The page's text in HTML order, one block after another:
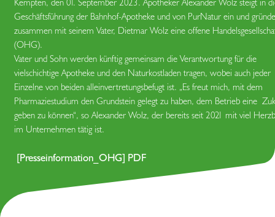
Kempten, den 01. September 2023. Apotheker Alexander Wolz steigt in
Geschäftsführung der Bahnhof-Apotheke und von PurNatur ein und
zusammen mit seinem Vater, Dietmar Wolz eine offene
(OHG).
Vater und Sohn werden künftig gemeinsam die Verantwortung für die
vielschichtige Apotheke und den Naturkostladen tragen, wobei auch jeder
Einzelne von beiden alleinvertretungsbefugt ist. „Es freut mich, mit dem
Pharmaziestudium den Grundstein gelegt zu haben, dem Betrieb eine
geben zu können“, so Alexander Wolz, der bereits seit 2021 mit viel
im Unternehmen tätig ist.
[Presseinformation_OHG] PDF